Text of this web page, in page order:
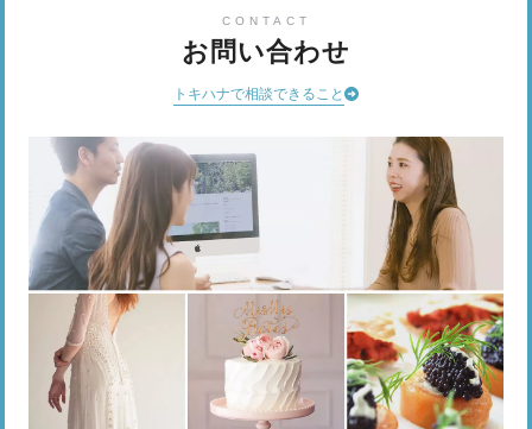
CONTACT
お問い合わせ
トキハナで相談できること